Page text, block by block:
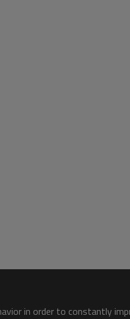
in order to constantly